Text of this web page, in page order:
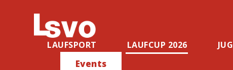
LAUFSPORT LAUFCUP 2026
Events